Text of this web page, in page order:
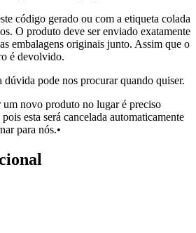
código gerado ou com a etiqueta colada
O produto deve ser enviado exatamente
embalagens originais junto. Assim que o
é devolvido.
dúvida pode nos procurar quando quiser.
um novo produto no lugar é preciso
esta será cancelada automaticamente
para nós.•